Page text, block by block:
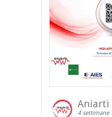
Aniarti
4 settimane